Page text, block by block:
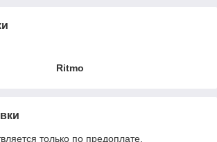
Ritmo
только по предоплате.